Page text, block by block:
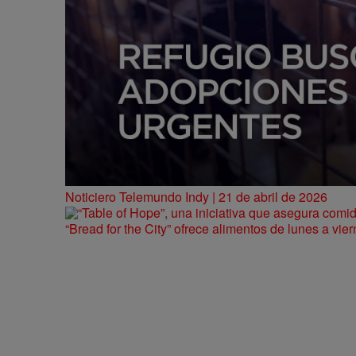
Noticiero Telemundo Indy | 21 de abril de 2026
“Bread for the City” ofrece alimentos de lunes a